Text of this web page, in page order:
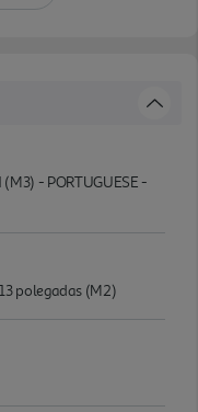
(M3) - PORTUGUESE -
polegadas (M2)